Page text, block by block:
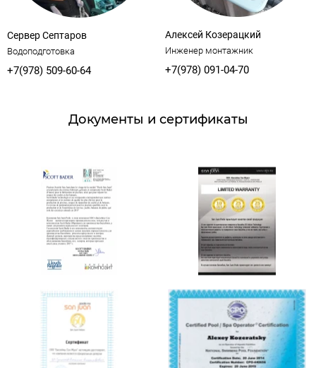
Сервер Септаров
Водоподготовка
+7(978) 509-60-64
Алексей Козерацкий
Инженер монтажник
+7(978) 091-04-70
Документы и сертификаты